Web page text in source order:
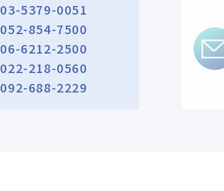
03-5379-0051
052-854-7500
06-6212-2500
022-218-0560
092-688-2229